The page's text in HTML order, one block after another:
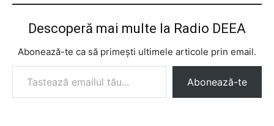
Descoperă mai multe la Radio DEEA
Abonează-te ca să primești ultimele articole prin email.
Tastează emailul tău...
Abonează-te